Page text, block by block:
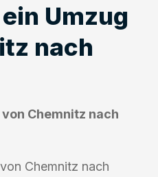
Umzug
nach
Chemnitz nach
Chemnitz nach